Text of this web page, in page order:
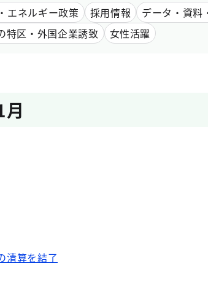
エネルギー政策 採用情報
データ・資料
特区・外国企業誘致 女性活躍
月
清算を結了